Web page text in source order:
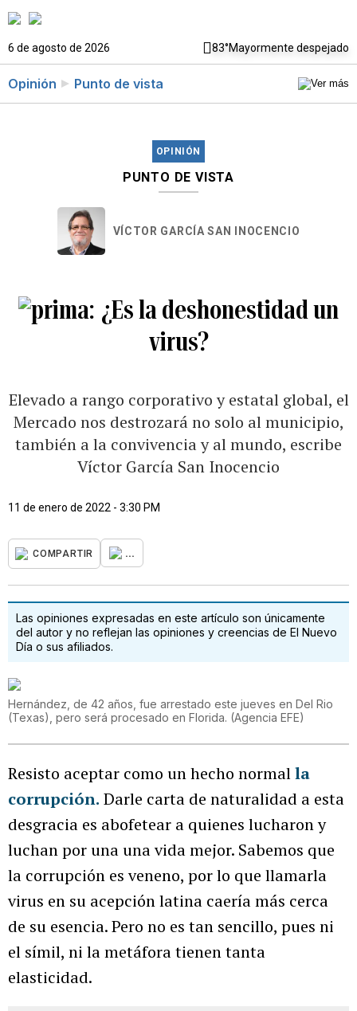
6 de agosto de 2026 83°Mayormente despejado
Opinión Punto de vista
OPINIÓN
PUNTO DE VISTA
VÍCTOR GARCÍA SAN INOCENCIO
¿Es la deshonestidad un
virus?
Elevado a rango corporativo y estatal global, el
Mercado nos destrozará no solo al municipio,
también a la convivencia y al mundo, escribe
Víctor García San Inocencio
11 de enero de 2022 - 3:30 PM
COMPARTIR ...
Las opiniones expresadas en este artículo son únicamente
del autor y no reflejan las opiniones y creencias de El Nuevo
Día o sus afiliados.
Hernández, de 42 años, fue arrestado este jueves en Del Rio
(Texas), pero será procesado en Florida. (Agencia EFE)
Resisto aceptar como un hecho normalla
corrupción. Darle carta de naturalidad a esta
desgracia es abofetear a quienes lucharon y
luchan por una una vida mejor. Sabemos que
la corrupción es veneno, por lo que llamarla
virus en su acepción latina caería más cerca
de su esencia. Pero no es tan sencillo, pues ni
el símil, ni la metáfora tienen tanta
elasticidad.